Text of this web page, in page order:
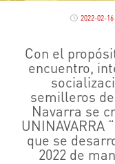
2022-02-16
Con el
encuentro,
semilleros
Navarra se
UNINAVARRA
que se
2022 de